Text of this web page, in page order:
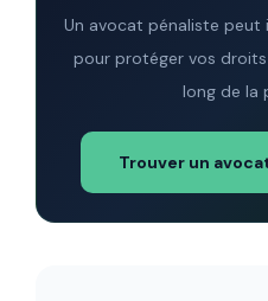
Un avocat pénaliste
pour protéger vos
long de la
Trouver un